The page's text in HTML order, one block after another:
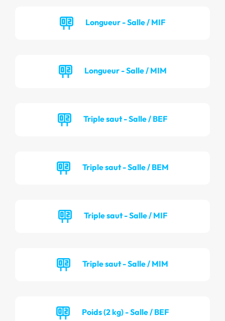
Longueur - Salle / MIF
Longueur - Salle / MIM
Triple saut - Salle / BEF
Triple saut - Salle / BEM
Triple saut - Salle / MIF
Triple saut - Salle / MIM
Poids (2 kg) - Salle / BEF